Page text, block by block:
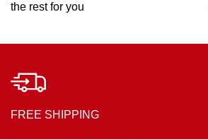
the rest for you
FREE SHIPPING